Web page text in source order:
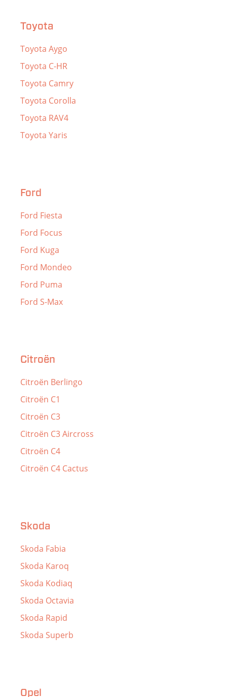
Toyota
Toyota Aygo
Toyota C-HR
Toyota Camry
Toyota Corolla
Toyota RAV4
Toyota Yaris
Ford
Ford Fiesta
Ford Focus
Ford Kuga
Ford Mondeo
Ford Puma
Ford S-Max
Citroën
Citroën Berlingo
Citroën C1
Citroën C3
Citroën C3 Aircross
Citroën C4
Citroën C4 Cactus
Skoda
Skoda Fabia
Skoda Karoq
Skoda Kodiaq
Skoda Octavia
Skoda Rapid
Skoda Superb
Opel